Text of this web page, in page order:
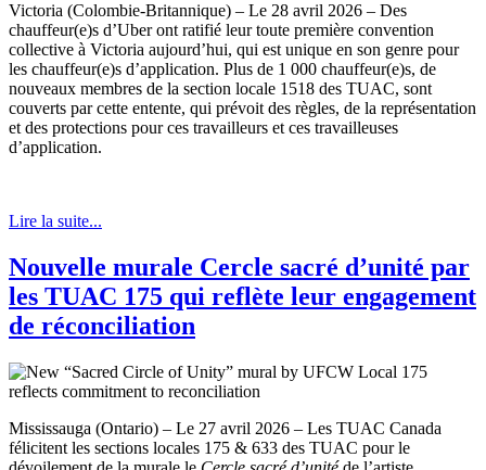
Victoria (Colombie-Britannique) – Le 28 avril 2026 – Des
chauffeur(e)s d’Uber ont ratifié leur toute première convention
collective à Victoria aujourd’hui, qui est unique en son genre pour
les chauffeur(e)s d’application. Plus de 1 000 chauffeur(e)s, de
nouveaux membres de la section locale 1518 des TUAC, sont
couverts par cette entente, qui prévoit des règles, de la représentation
et des protections pour ces travailleurs et ces travailleuses
d’application.
Lire la suite...
Nouvelle murale Cercle sacré d’unité par
les TUAC 175 qui reflète leur engagement
de réconciliation
Mississauga (Ontario) – Le 27 avril 2026 – Les TUAC Canada
félicitent les sections locales 175 & 633 des TUAC pour le